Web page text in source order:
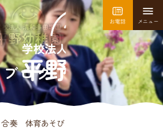
園での生活
お電話 メニュー
ブログ
奏 体育あそび